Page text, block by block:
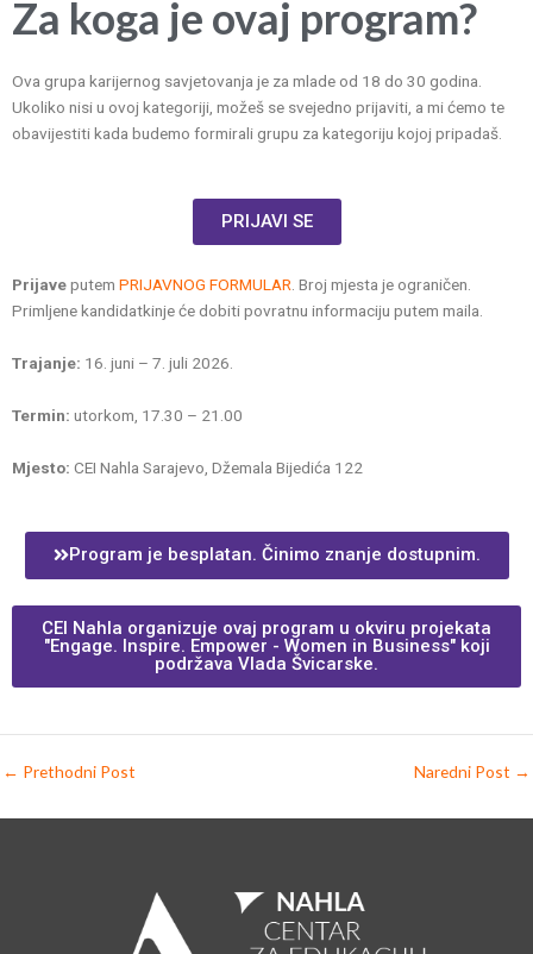
Za koga je ovaj program?
Ova grupa karijernog savjetovanja je za mlade od 18 do 30 godina.
Ukoliko nisi u ovoj kategoriji, možeš se svejedno prijaviti, a mi ćemo te
obavijestiti kada budemo formirali grupu za kategoriju kojoj pripadaš.
PRIJAVI SE
Prijaveputem PRIJAVNOG FORMULAR . Broj mjesta je ograničen.
Primljene kandidatkinje će dobiti povratnu informaciju putem maila.
Trajanje: 16. juni – 7. juli 2026.
Termin: utorkom, 17.30 – 21.00
Mjesto: CEI Nahla Sarajevo, Džemala Bijedića 122
Program je besplatan. Činimo znanje dostupnim.
CEI Nahla organizuje ovaj program u okviru projekata
"Engage. Inspire. Empower - Women in Business" koji
podržava Vlada Švicarske.
← Prethodni Post Naredni Post →